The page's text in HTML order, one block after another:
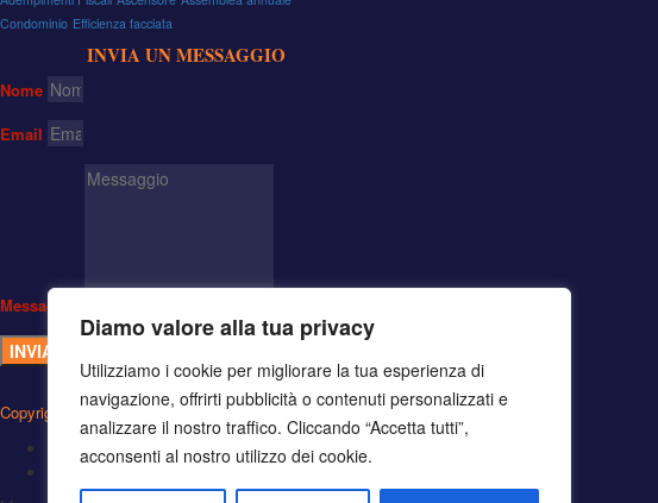
Diamo valore alla tua privacy
Utilizziamo i cookie per migliorare la tua esperienza di
navigazione, offrirti pubblicità o contenuti personalizzati e
analizzare il nostro traffico. Cliccando “Accetta tutti”,
acconsenti al nostro utilizzo dei cookie.
Condominio Efficienza facciata
INVIA UN MESSAGGIO
Nome
Email
Messaggio
INVIA
Copyrights © 2025 STUDIO VERCHIANI - Tutti i diritti sono riservati
Cookie Policy